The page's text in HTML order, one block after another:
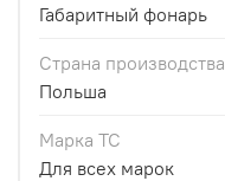
Габаритный фонарь
Страна производства
Польша
Марка ТС
Для всех марок